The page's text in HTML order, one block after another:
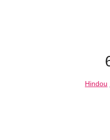
Hindou